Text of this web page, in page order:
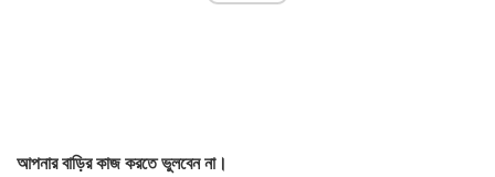
আপনার বাড়ির কাজ করতে ভুলবেন না।